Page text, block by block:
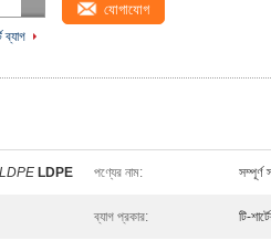
ব্যাগ
যোগাযোগ
LDPE LDPE পণ্যের নাম: সম্পূর্ণ
ব্যাগ প্রকার: টি-